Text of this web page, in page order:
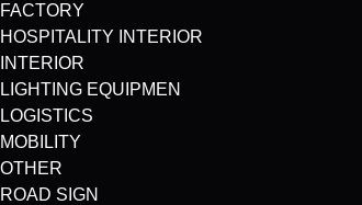
FACTORY
HOSPITALITY INTERIOR
INTERIOR
LIGHTING EQUIPMEN
LOGISTICS
MOBILITY
OTHER
ROAD SIGN